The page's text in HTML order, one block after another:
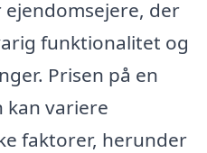
der
funktionalitet og
Prisen på en
kan variere
faktorer, herunder